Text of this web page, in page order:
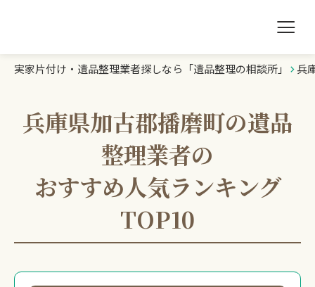
遺品整理の相談所TOP
業者を探す
ランキング
初めての方へ
豆知識
実家片付け・遺品整理業者探しなら「遺品整理の相談所」 兵
兵庫県加古郡播磨町の遺品
整理業者の
おすすめ人気ランキング
TOP10